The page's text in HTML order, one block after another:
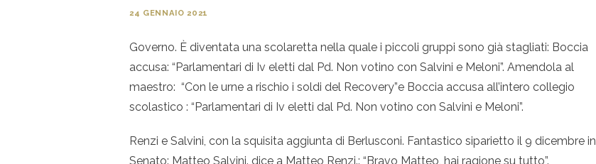
24 GENNAIO 2021
Governo. È diventata una scolaretta nella quale i piccoli gruppi sono già stagliati: Boccia
accusa: “Parlamentari di Iv eletti dal Pd. Non votino con Salvini e Meloni”. Amendola al
maestro: “Con le urne a rischio i soldi del Recovery”e Boccia accusa all’intero collegio
scolastico : “Parlamentari di Iv eletti dal Pd. Non votino con Salvini e Meloni”.
Renzi e Salvini, con la squisita aggiunta di Berlusconi. Fantastico siparietto il 9 dicembre in
Senato: Matteo Salvini. dice a Matteo Renzi.: “Bravo Matteo, hai ragione su tutto”.